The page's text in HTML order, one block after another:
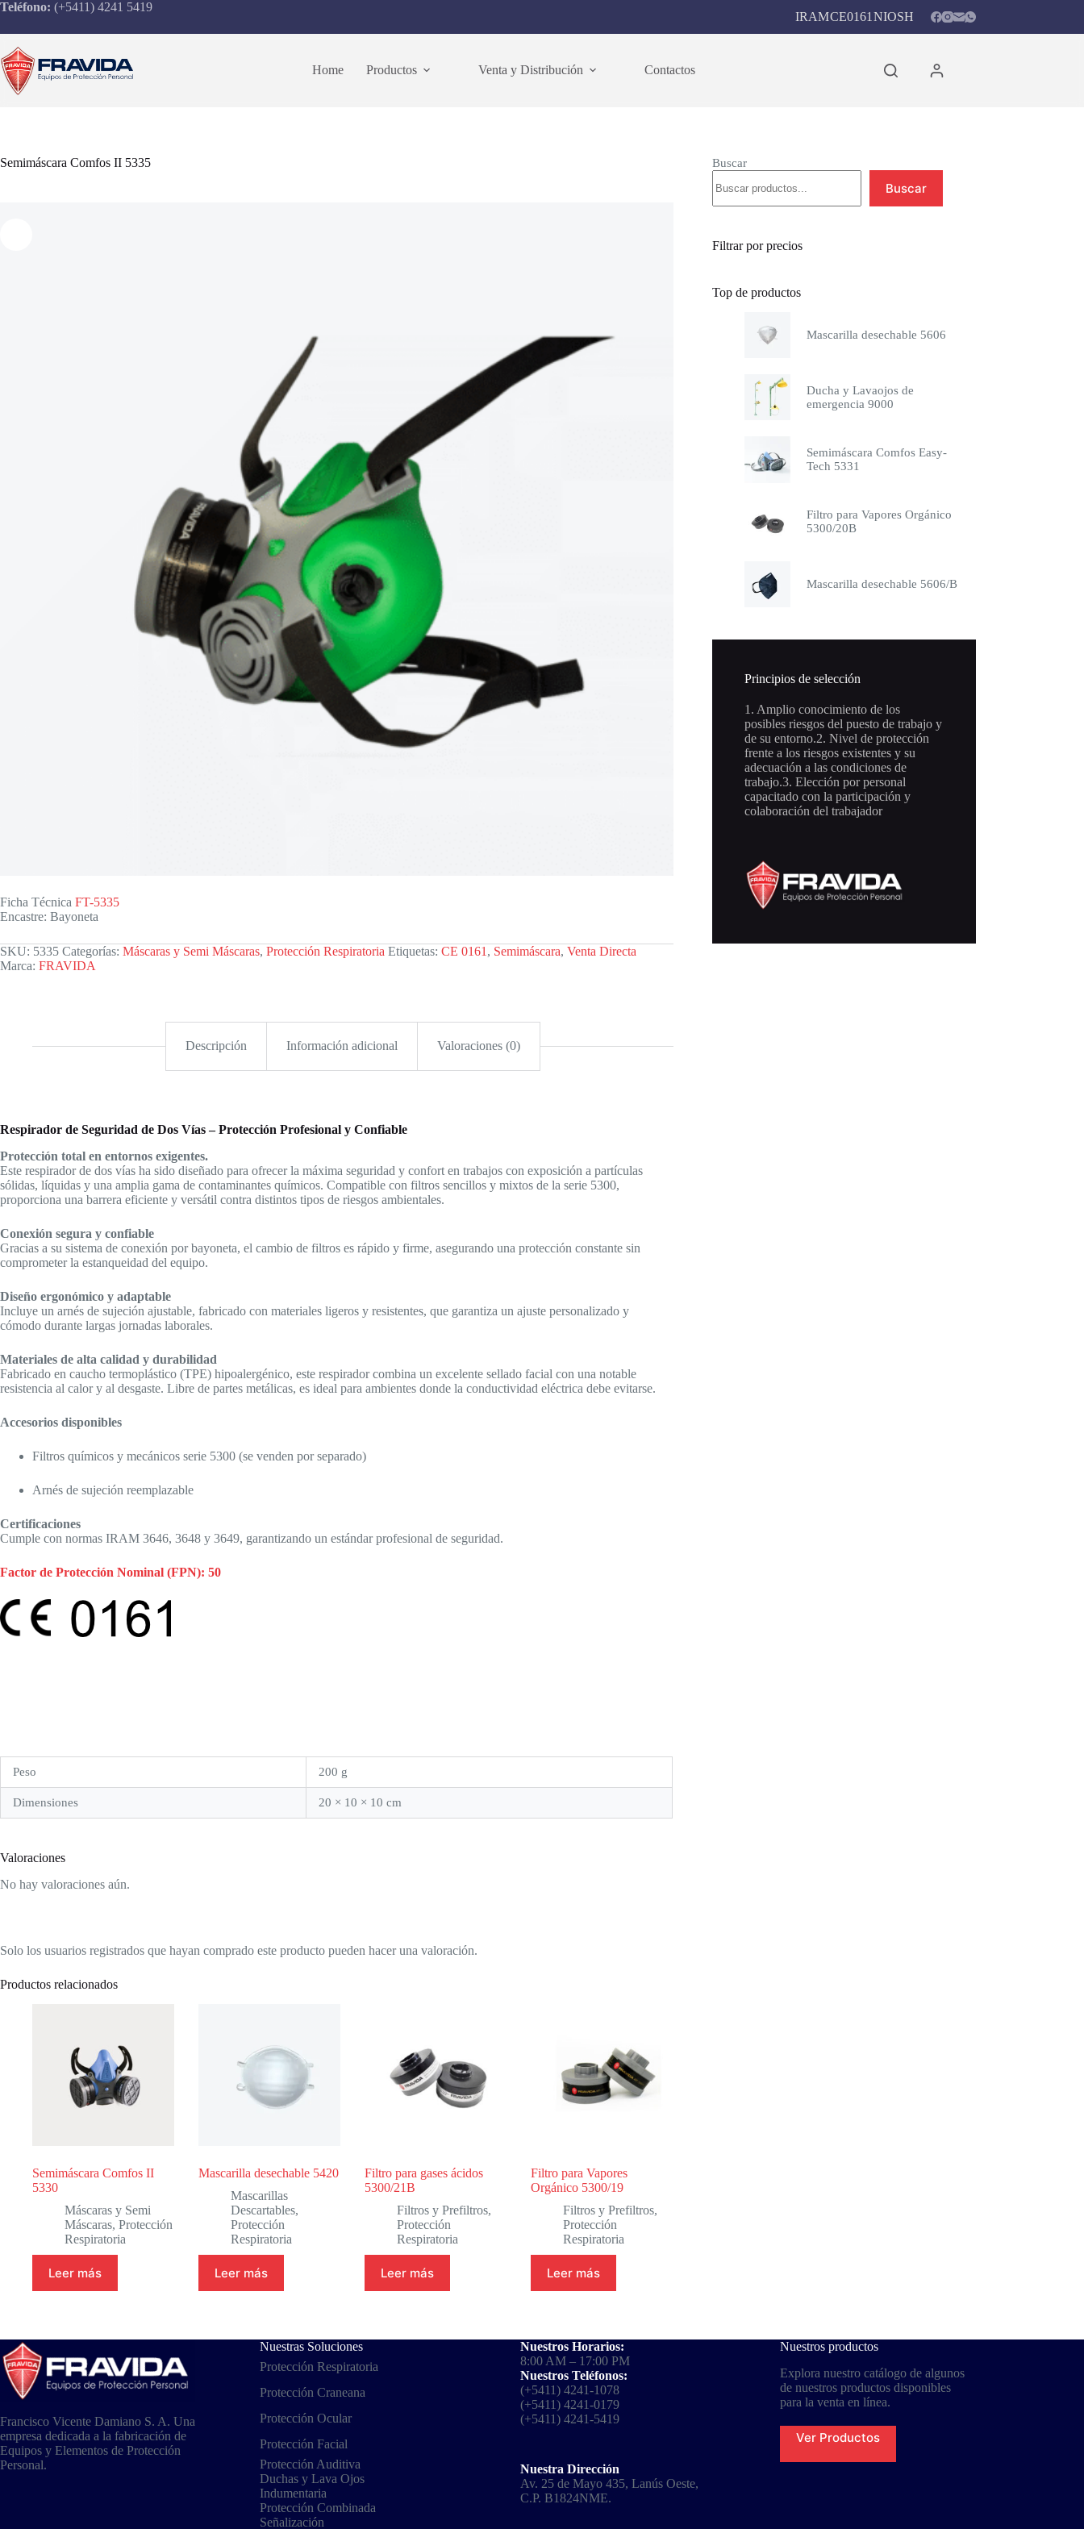
Saltar
contenido
Teléfono: (+5411) 4241 5419
IRAMCE0161 NIOSH
Home Productos Venta y Distribución Contactos
Semimáscara Comfos II 5335
Ficha Técnica FT-5335
Encastre: Bayoneta
SKU: 5335 Categorías: Máscaras y Semi Máscaras, Protección Respiratoria Etiquetas: CE 0161 , Semimáscara, Venta Directa
Marca: FRAVIDA
Descripción Información adicional Valoraciones (0)
Respirador de Seguridad de Dos Vías – Protección Profesional y Confiable
Protección total en entornos exigentes.
Este respirador de dos vías ha sido diseñado para ofrecer la máxima seguridad y confort en trabajos con exposición a partículas
sólidas, líquidas y una amplia gama de contaminantes químicos. Compatible con filtros sencillos y mixtos de la serie 5300,
proporciona una barrera eficiente y versátil contra distintos tipos de riesgos ambientales.
Conexión segura y confiable
Gracias a su sistema de conexión por bayoneta, el cambio de filtros es rápido y firme, asegurando una protección constante sin
comprometer la estanqueidad del equipo.
Diseño ergonómico y adaptable
Incluye un arnés de sujeción ajustable, fabricado con materiales ligeros y resistentes, que garantiza un ajuste personalizado y
cómodo durante largas jornadas laborales.
Materiales de alta calidad y durabilidad
Fabricado en caucho termoplástico (TPE) hipoalergénico, este respirador combina un excelente sellado facial con una notable
resistencia al calor y al desgaste. Libre de partes metálicas, es ideal para ambientes donde la conductividad eléctrica debe evitarse.
Accesorios disponibles
Filtros químicos y mecánicos serie 5300 (se venden por separado)
Arnés de sujeción reemplazable
Certificaciones
Cumple con normas IRAM 3646, 3648 y 3649, garantizando un estándar profesional de seguridad.
Factor de Protección Nominal (FPN): 50
Peso 200 g
Dimensiones 20 × 10 × 10 cm
Valoraciones
No hay valoraciones aún.
Solo los usuarios registrados que hayan comprado este producto pueden hacer una valoración.
Productos relacionados
Semimáscara Comfos II
5330
Máscaras y Semi
Máscaras, Protección
Respiratoria
Leer más
Mascarilla desechable 5420
Mascarillas
Descartables,
Protección
Respiratoria
Leer más
Filtro para gases ácidos
5300/21B
Filtros y Prefiltros,
Protección
Respiratoria
Leer más
Filtro para Vapores
Orgánico 5300/19
Filtros y Prefiltros,
Protección
Respiratoria
Leer más
Buscar
Buscar
Filtrar por precios
Top de productos
Mascarilla desechable 5606
Ducha y Lavaojos de
emergencia 9000
Semimáscara Comfos Easy-
Tech 5331
Filtro para Vapores Orgánico
5300/20B
Mascarilla desechable 5606/B
Principios de selección
1. Amplio conocimiento de los
posibles riesgos del puesto de trabajo y
de su entorno.2. Nivel de protección
frente a los riesgos existentes y su
adecuación a las condiciones de
trabajo.3. Elección por personal
capacitado con la participación y
colaboración del trabajador
Francisco Vicente Damiano S. A. Una
empresa dedicada a la fabricación de
Equipos y Elementos de Protección
Personal.
Nuestras Soluciones
Protección Respiratoria
Protección Craneana
Protección Ocular
Protección Facial
Protección Auditiva
Duchas y Lava Ojos
Indumentaria
Protección Combinada
Señalización
Nuestros Horarios:
8:00 AM – 17:00 PM
Nuestros Teléfonos:
(+5411) 4241-1078
(+5411) 4241-0179
(+5411) 4241-5419
Nuestra Dirección
Av. 25 de Mayo 435, Lanús Oeste,
C.P. B1824NME.
Nuestros productos
Explora nuestro catálogo de algunos
de nuestros productos disponibles
para la venta en línea.
Ver Productos